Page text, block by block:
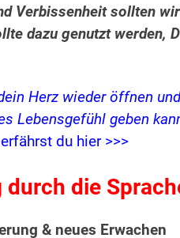
Verbissenheit sollten
dazu genutzt werden,
Herz wieder öffnen
Lebensgefühl geben
erfährst du hier >>>
die
& neues Erwachen